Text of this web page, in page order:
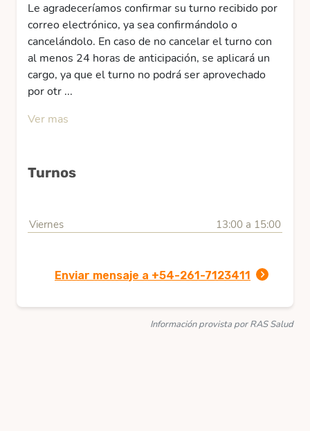
Le agradeceríamos confirmar su turno recibido por
correo electrónico, ya sea confirmándolo o
cancelándolo. En caso de no cancelar el turno con
al menos 24 horas de anticipación, se aplicará un
cargo, ya que el turno no podrá ser aprovechado
por otr ...
Ver mas
Turnos
Viernes 13:00 a 15:00
Enviar mensaje a +54-261-7123411
Información provista por RAS Salud